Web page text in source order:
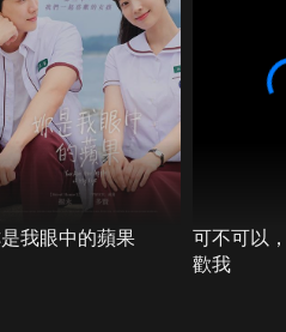
我眼中的蘋果
可不可以
歡我